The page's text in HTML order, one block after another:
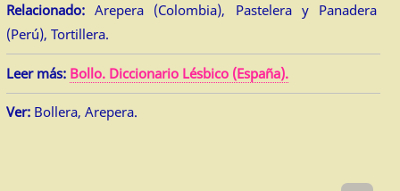
Relacionado:Arepera (Colombia), Pastelera y Panadera
(Perú), Tortillera.
Leer más: Bollo. Diccionario Lésbico (España).
Ver:Bollera, Arepera.